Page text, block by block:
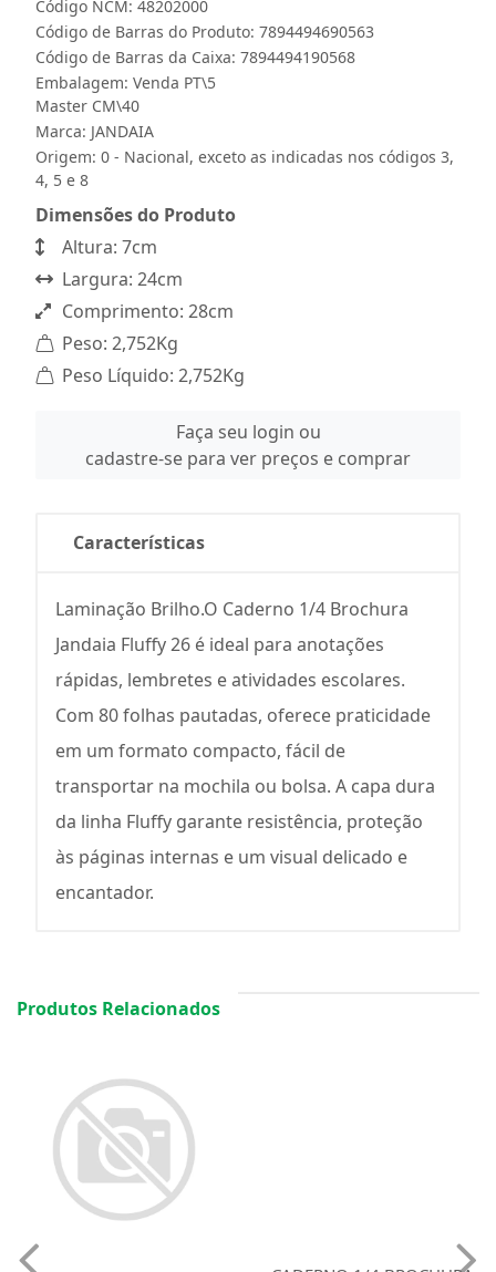
Código NCM: 48202000
Código de Barras do Produto: 7894494690563
Código de Barras da Caixa: 7894494190568
Embalagem: Venda PT\5
Master CM\40
Marca: JANDAIA
Origem: 0 - Nacional, exceto as indicadas nos códigos 3,
4, 5 e 8
Dimensões do Produto
Altura: 7cm
Largura: 24cm
Comprimento: 28cm
Peso: 2,752Kg
Peso Líquido: 2,752Kg
Faça seu login ou
cadastre-se para ver preços e comprar
Características
Laminação Brilho.O Caderno 1/4 Brochura
Jandaia Fluffy 26 é ideal para anotações
rápidas, lembretes e atividades escolares.
Com 80 folhas pautadas, oferece praticidade
em um formato compacto, fácil de
transportar na mochila ou bolsa. A capa dura
da linha Fluffy garante resistência, proteção
às páginas internas e um visual delicado e
encantador.
Produtos Relacionados